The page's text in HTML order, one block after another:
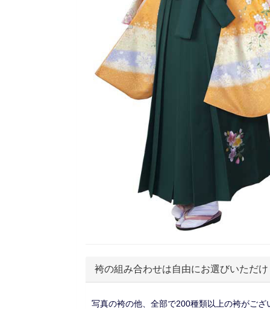
袴の組み合わせは自由にお選びいただ
写真の袴の他、全部で200種類以上の袴がござ